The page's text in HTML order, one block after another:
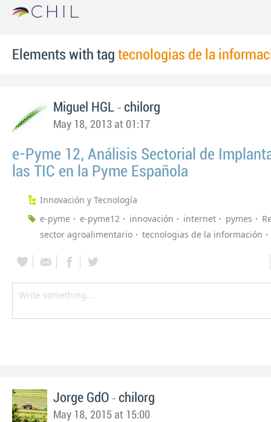
Elements with tag tecnologias de la
Miguel HGL - chilorg
May 18, 2013 at 01:17
e-Pyme 12, Análisis Sectorial de
las TIC en la Pyme Española
Innovación y Tecnología
e-pyme
e-pyme12 innovación internet pymes
sector agroalimentario
tecnologias de la información
Jorge GdO - chilorg
May 18, 2015 at 15:00